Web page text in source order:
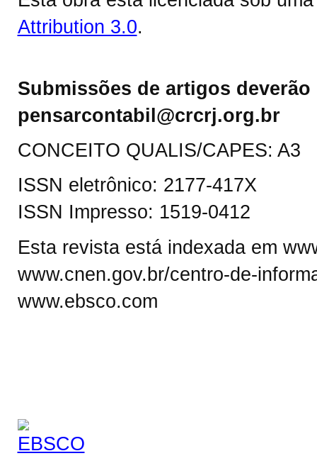
Attribution 3.0.
Submissões de artigos
pensarcontabil@crcrj.org.br
CONCEITO QUALIS/CAPES: A3
ISSN eletrônico: 2177-417X
ISSN Impresso: 1519-0412
Esta revista está indexada em
www.cnen.gov.br/centro-de-
www.ebsco.com